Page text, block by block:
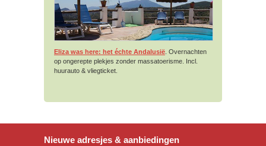
Eliza was here: het échte Andalusië . Overnachten
op ongerepte plekjes zonder massatoerisme. Incl.
huurauto & vliegticket.
Nieuwe adresjes & aanbiedingen